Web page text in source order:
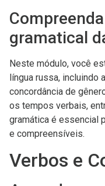
gramatical
Neste módulo, você
língua russa, incluindo
concordância de
os tempos verbais,
gramática é essencial
e compreensíveis.
Verbos e